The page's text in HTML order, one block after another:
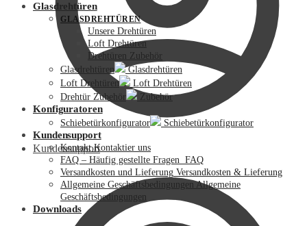
Kundensupport
Glasdrehtüren
GLASDREHTÜREN
Unsere Drehtüren
Loft Drehtüren
Drehtüren Zubehör
Glasdrehtüren
Glasdrehtüren
Loft Drehtüren
Loft Drehtüren
Drehtür Zubehör
Zubehör
Konfiguratoren
Schiebetürkonfigurator Schiebetürkonfigurator
Kundensupport
KontaktKontaktier uns
FAQ – Häufig gestellte Fragen FAQ
Versandkosten und Lieferung Versandkosten & Lieferung
Allgemeine Geschäftsbedingungen Allgemeine
Geschäftsbedingungen
Downloads